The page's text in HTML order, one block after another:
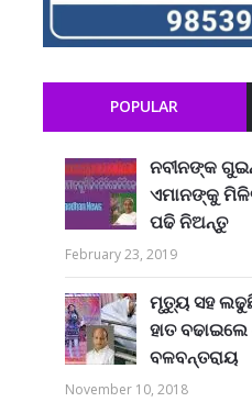
POPULAR
ନବୀନଙ୍କ
ଏମାନଙ୍କୁ
ପଢି ନିଅନ୍ତୁ
February 23, 2019
ମୃତ୍ୟୁ ସହ
ହାତ
ବଳବନ୍ତରାୟ
November 10, 2018